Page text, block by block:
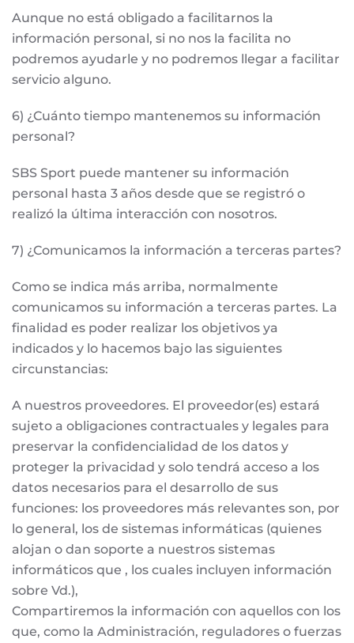
Aunque no está obligado a facilitarnos la
información personal, si no nos la facilita no
podremos ayudarle y no podremos llegar a facilitar
servicio alguno.
6) ¿Cuánto tiempo mantenemos su información
personal?
SBS Sport puede mantener su información
personal hasta 3 años desde que se registró o
realizó la última interacción con nosotros.
7) ¿Comunicamos la información a terceras partes?
Como se indica más arriba, normalmente
comunicamos su información a terceras partes. La
finalidad es poder realizar los objetivos ya
indicados y lo hacemos bajo las siguientes
circunstancias:
A nuestros proveedores. El proveedor(es) estará
sujeto a obligaciones contractuales y legales para
preservar la confidencialidad de los datos y
proteger la privacidad y solo tendrá acceso a los
datos necesarios para el desarrollo de sus
funciones: los proveedores más relevantes son, por
lo general, los de sistemas informáticas (quienes
alojan o dan soporte a nuestros sistemas
informáticos que , los cuales incluyen información
sobre Vd.),
Compartiremos la información con aquellos con los
que, como la Administración, reguladores o fuerzas